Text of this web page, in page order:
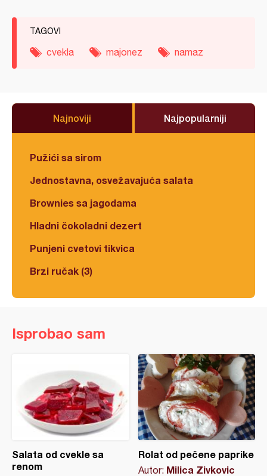
TAGOVI
cvekla majonez namaz
Najnoviji Najpopularniji
Pužići sa sirom
Jednostavna, osvežavajuća salata
Brownies sa jagodama
Hladni čokoladni dezert
Punjeni cvetovi tikvica
Brzi ručak (3)
Isprobao sam
Salata od cvekle sa
renom
Rolat od pečene paprike
Autor: Milica Zivkovic